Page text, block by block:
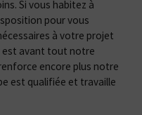
Si vous habitez à
pour vous
à votre projet
est avant tout notre
encore plus notre
est qualifiée et travaille